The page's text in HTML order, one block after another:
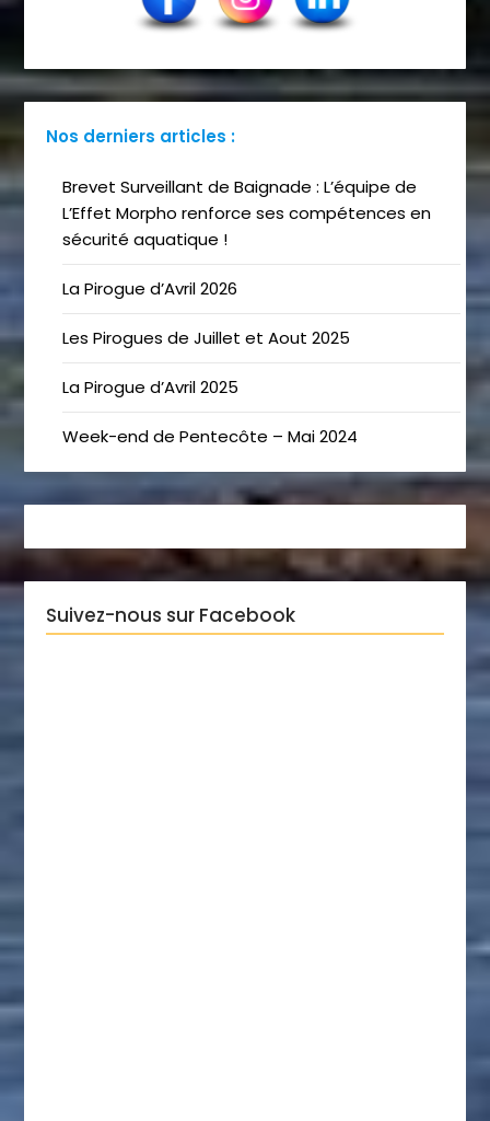
Nos derniers articles :
Brevet Surveillant de Baignade : L’équipe de
L’Effet Morpho renforce ses compétences en
sécurité aquatique !
La Pirogue d’Avril 2026
Les Pirogues de Juillet et Aout 2025
La Pirogue d’Avril 2025
Week-end de Pentecôte – Mai 2024
Suivez-nous sur Facebook